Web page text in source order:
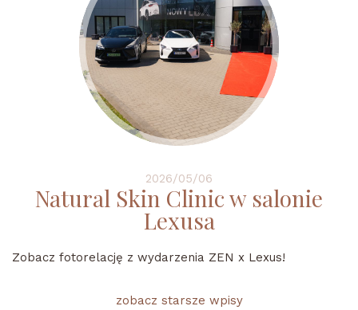
2026/05/06
Natural Skin Clinic w salonie
Lexusa
Zobacz fotorelację z wydarzenia ZEN x Lexus!
zobacz starsze wpisy